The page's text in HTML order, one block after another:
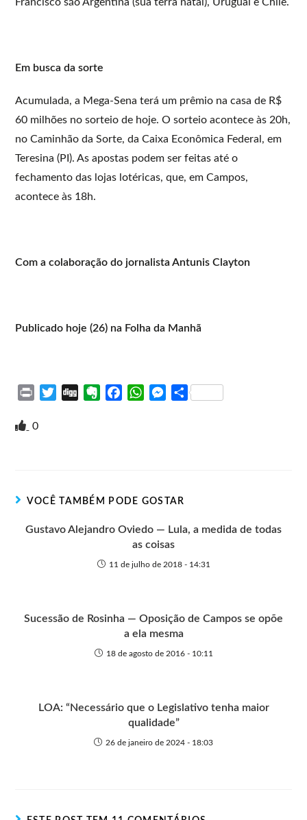
Em busca da sorte
Acumulada, a Mega-Sena terá um prêmio na casa de R$
60 milhões no sorteio de hoje. O sorteio acontece às 20h,
no Caminhão da Sorte, da Caixa Econômica Federal, em
Teresina (PI). As apostas podem ser feitas até o
fechamento das lojas lotéricas, que, em Campos,
acontece às 18h.
Com a colaboração do jornalista Antunis Clayton
Publicado hoje (26) na Folha da Manhã
i
D
e
k
W
p
M
e
r
S
0
VOCÊ TAMBÉM PODE GOSTAR
Gustavo Alejandro Oviedo — Lula, a medida de todas
as coisas
11 de julho de 2018 - 14:31
Sucessão de Rosinha — Oposição de Campos se opõe
a ela mesma
18 de agosto de 2016 - 10:11
LOA: “Necessário que o Legislativo tenha maior
qualidade”
26 de janeiro de 2024 - 18:03